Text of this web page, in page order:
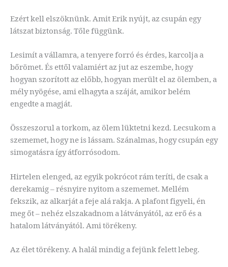
Ezért kell elszöknünk. Amit Erik nyújt, az csupán egy
látszat biztonság. Tőle függünk.
Lesimít a vállamra, a tenyere forró és érdes, karcolja a
bőrömet. És ettől valamiért az jut az eszembe, hogy
hogyan szorított az előbb, hogyan merült el az ölemben, a
mély nyögése, ami elhagyta a száját, amikor belém
engedte a magját.
Összeszorul a torkom, az ölem lüktetni kezd. Lecsukom a
szememet, hogy ne is lássam. Szánalmas, hogy csupán egy
simogatásra így átforrósodom.
Hirtelen elenged, az egyik pokrócot rám teríti, de csak a
derekamig – résnyire nyitom a szememet. Mellém
fekszik, az alkarját a feje alá rakja. A plafont figyeli, én
meg őt – nehéz elszakadnom a látványától, az erő és a
hatalom látványától. Ami törékeny.
Az élet törékeny. A halál mindig a fejünk felett lebeg.